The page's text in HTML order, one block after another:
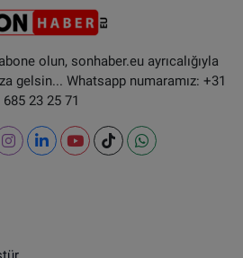
olun, sonhaber.eu ayrıcalığıyla
gelsin... Whatsapp numaramız: +31
685 23 25 71